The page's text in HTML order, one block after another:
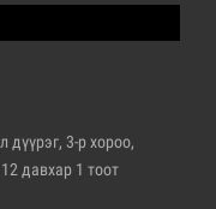
дүүрэг, 3-р хороо,
давхар 1 тоот